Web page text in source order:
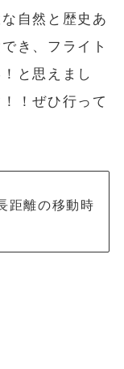
自然と歴史あ
き、フライト
と思えまし
！ぜひ行って
距離の移動時